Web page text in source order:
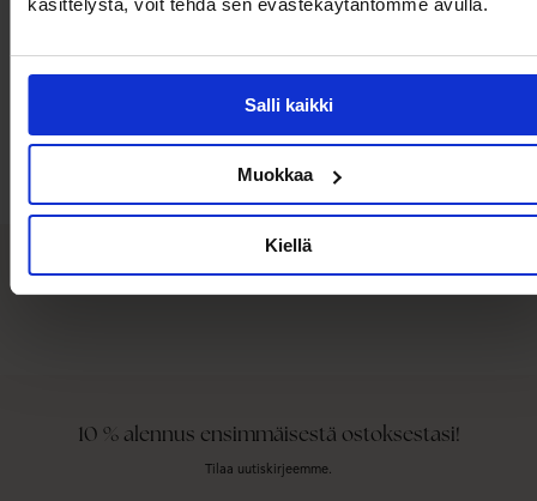
Salli kaikki
Muokkaa
Kiellä
Mitä asiakkaamme sanovat
10 % alennus ensimmäisestä ostoksestasi!
Tilaa uutiskirjeemme.